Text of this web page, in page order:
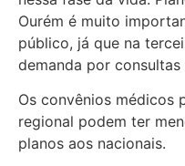
Ourém é muito
público, já que na
demanda por
Os convênios médicos
regional podem ter
planos aos nacionais.